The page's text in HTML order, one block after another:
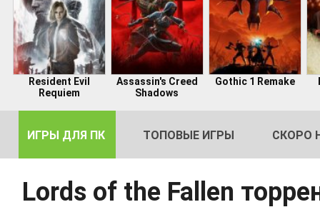
Resident Evil
Requiem
Assassin's Creed
Shadows
Gothic 1 Remake
ИГРЫ ДЛЯ ПК ТОПОВЫЕ ИГРЫ СКОРО
Lords of the Fallen